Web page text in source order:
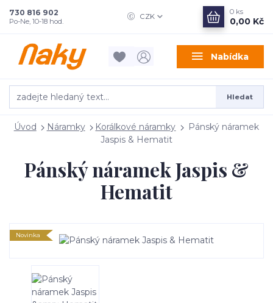
Nabídka
CZK
Hledat
730 816 902
Po-Ne, 10-18 hod.
0 ks
0,00 Kč
Úvod Náramky Korálkové náramky
Pánský náramek
Jaspis & Hematit
Pánský náramek Jaspis &
Hematit
Novinka